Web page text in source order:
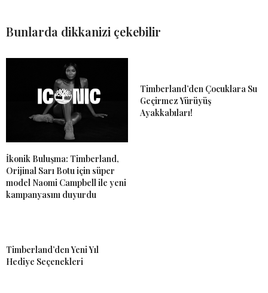
Bunlarda dikkanizi çekebilir
İkonik Buluşma: Timberland,
Orijinal Sarı Botu için süper
model Naomi Campbell ile yeni
kampanyasını duyurdu
Timberland’den Çocuklara Su
Geçirmez Yürüyüş
Ayakkabıları!
Timberland’den Yeni Yıl
Hediye Seçenekleri